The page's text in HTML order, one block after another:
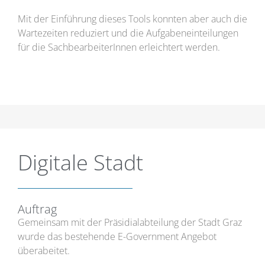
Mit der Einführung dieses Tools konnten aber auch die
Wartezeiten reduziert und die Aufgabeneinteilungen
für die SachbearbeiterInnen erleichtert werden.
Digitale Stadt
Auftrag
Gemeinsam mit der Präsidialabteilung der Stadt Graz
wurde das bestehende E-Government Angebot
überabeitet.